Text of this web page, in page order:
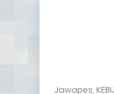
Jawapes,